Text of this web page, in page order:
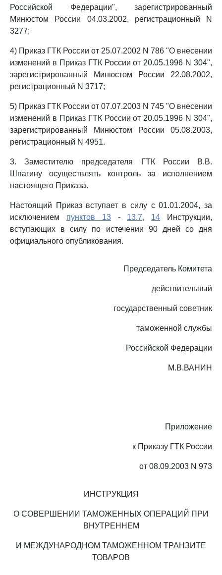
Российской Федерации", зарегистрированный
Минюстом России 04.03.2002, регистрационный N
3277;
4) Приказ ГТК России от 25.07.2002 N 786 "О внесении
изменений в Приказ ГТК России от 20.05.1996 N 304",
зарегистрированный Минюстом России 22.08.2002,
регистрационный N 3717;
5) Приказ ГТК России от 07.07.2003 N 745 "О внесении
изменений в Приказ ГТК России от 20.05.1996 N 304",
зарегистрированный Минюстом России 05.08.2003,
регистрационный N 4951.
3. Заместителю председателя ГТК России В.В.
Шпагину осуществлять контроль за исполнением
настоящего Приказа.
Настоящий Приказ вступает в силу с 01.01.2004, за
исключением пунктов 13- 13.7, 14 Инструкции,
вступающих в силу по истечении 90 дней со дня
официального опубликования.
Председатель Комитета
действительный
государственный советник
таможенной службы
Российской Федерации
М.В.ВАНИН
Приложение
к Приказу ГТК России
от 08.09.2003 N 973
ИНСТРУКЦИЯ
О СОВЕРШЕНИИ ТАМОЖЕННЫХ ОПЕРАЦИЙ ПРИ
ВНУТРЕННЕМ
И МЕЖДУНАРОДНОМ ТАМОЖЕННОМ ТРАНЗИТЕ
ТОВАРОВ